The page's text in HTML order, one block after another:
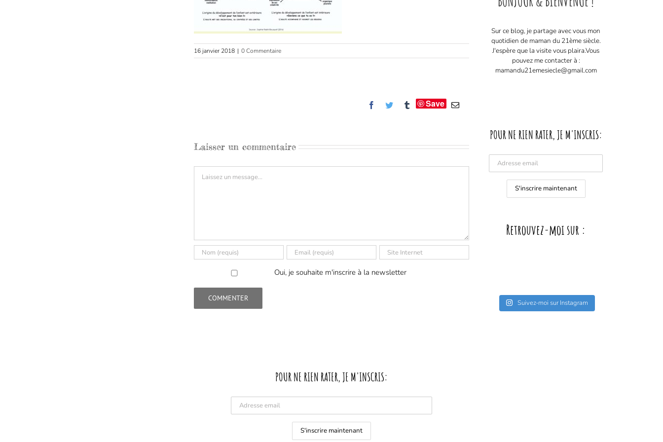
16 janvier 2018 | 0 Commentaire
Facebook
Twitter TumblrSave Email
Laisser un commentaire
Oui, je souhaite m'inscrire à la newsletter
Sur ce blog, je partage avec vous mon
quotidien de maman du 21ème siècle.
J'espère que la visite vous plaira. ​ Vous
pouvez me contacter à :
mamandu21emesiecle@gmail.com
POUR NE RIEN RATER, JE M'INSCRIS:
Retrouvez-moi sur :
Suivez-moi sur Instagram
POUR NE RIEN RATER, JE M'INSCRIS: